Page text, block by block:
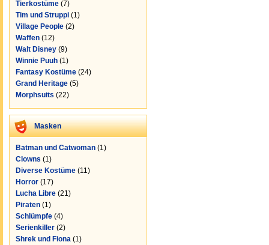
Tierkostüme (7)
Tim und Struppi (1)
Village People (2)
Waffen (12)
Walt Disney (9)
Winnie Puuh (1)
Fantasy Kostüme (24)
Grand Heritage (5)
Morphsuits (22)
Masken
Batman und Catwoman (1)
Clowns (1)
Diverse Kostüme (11)
Horror (17)
Lucha Libre (21)
Piraten (1)
Schlümpfe (4)
Serienkiller (2)
Shrek und Fiona (1)